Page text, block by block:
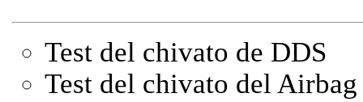
Test del chivato de DDS
Test del chivato del Airbag